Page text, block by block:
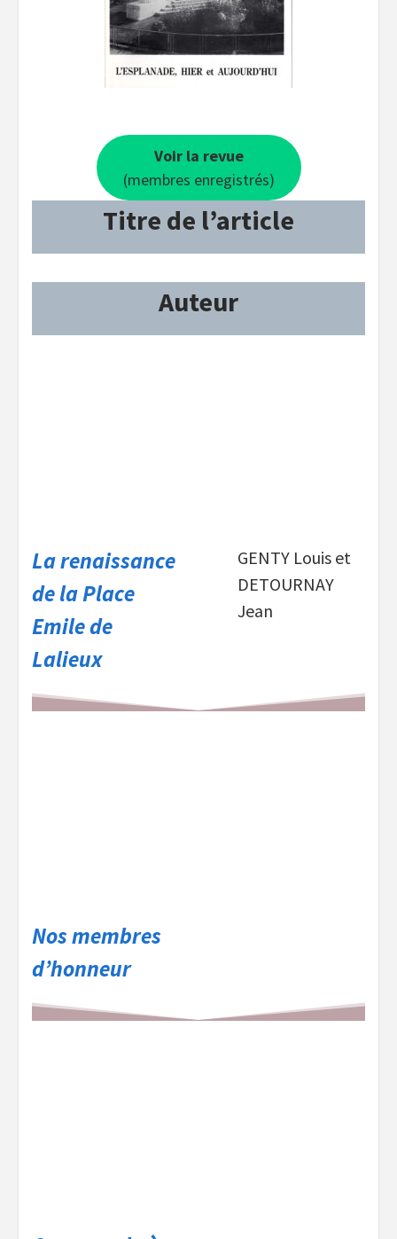
Voir la revue
(membres enregistrés)
Titre de l’article
Auteur
La renaissance
de la Place
Emile de
Lalieux
GENTY Louis et
DETOURNAY
Jean
Nos membres
d’honneur